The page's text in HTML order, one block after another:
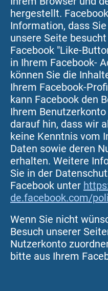
hergestellt.
Information, dass
unsere Seite
Facebook "Like-
in Ihrem Facebook-
können Sie die
Ihrem Facebook-
kann Facebook den
Ihrem
darauf hin, dass wir
keine Kenntnis vom
Daten sowie deren
erhalten. Weitere
Sie in der
Facebook unter
de.facebook.com/
Wenn Sie nicht
Besuch unserer
Nutzerkonto
bitte aus Ihrem